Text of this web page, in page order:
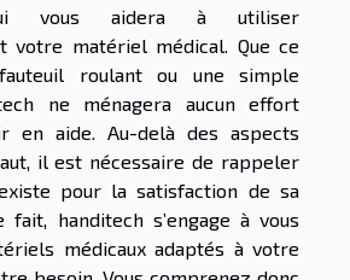
vous aidera à utiliser
votre matériel médical. Que ce
roulant ou une simple
ne ménagera aucun effort
en aide. Au-delà des aspects
il est nécessaire de rappeler
pour la satisfaction de sa
handitech s’engage à vous
médicaux adaptés à votre